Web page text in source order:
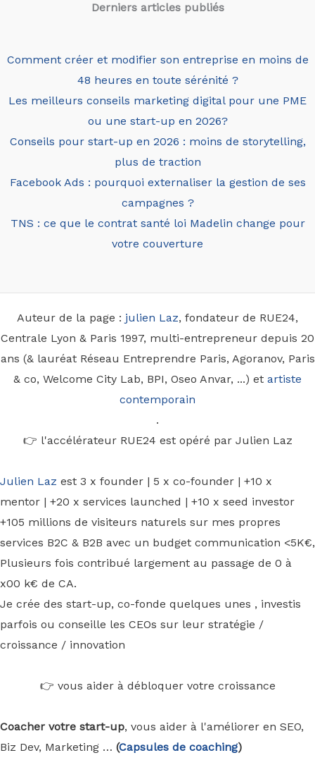
Derniers articles publiés
Comment créer et modifier son entreprise en moins de
48 heures en toute sérénité ?
Les meilleurs conseils marketing digital pour une PME
ou une start-up en 2026?
Conseils pour start-up en 2026 : moins de storytelling,
plus de traction
Facebook Ads : pourquoi externaliser la gestion de ses
campagnes ?
TNS : ce que le contrat santé loi Madelin change pour
votre couverture
Auteur de la page : julien Laz, fondateur de RUE24,
Centrale Lyon & Paris 1997, multi-entrepreneur depuis 20
ans (& lauréat Réseau Entreprendre Paris, Agoranov, Paris
& co, Welcome City Lab, BPI, Oseo Anvar, ...) et artiste
contemporain
.
👉 l'accélérateur RUE24 est opéré par Julien Laz
Julien Laz est 3 x founder | 5 x co-founder | +10 x
mentor | +20 x services launched | +10 x seed investor
+105 millions de visiteurs naturels sur mes propres
services B2C & B2B avec un budget communication <5K€,
Plusieurs fois contribué largement au passage de 0 à
x00 k€ de CA.
Je crée des start-up, co-fonde quelques unes , investis
parfois ou conseille les CEOs sur leur stratégie /
croissance / innovation
👉 vous aider à débloquer votre croissance
Coacher votre start-up, vous aider à l'améliorer en SEO,
Biz Dev, Marketing … (Capsules de coaching)